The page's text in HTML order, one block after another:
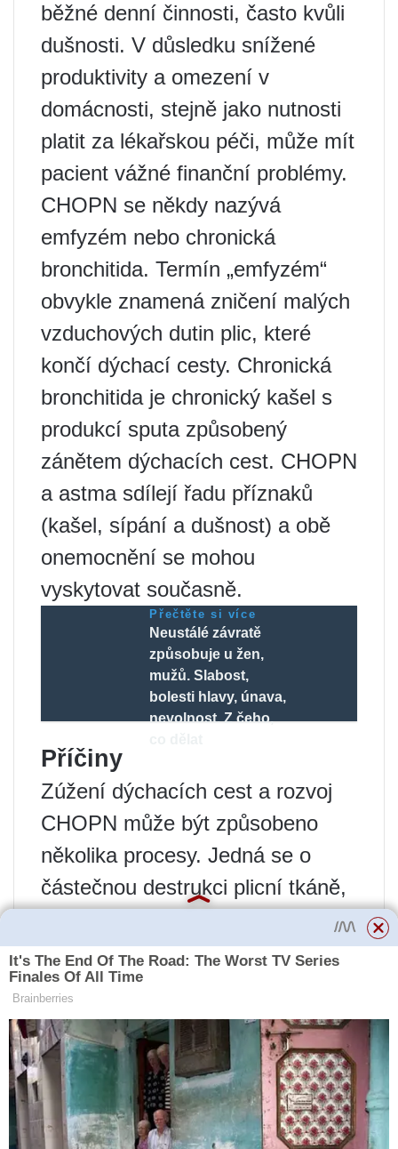
běžné denní činnosti, často kvůli
dušnosti. V důsledku snížené
produktivity a omezení v
domácnosti, stejně jako nutnosti
platit za lékařskou péči, může mít
pacient vážné finanční problémy.
CHOPN se někdy nazývá
emfyzém nebo chronická
bronchitida. Termín „emfyzém“
obvykle znamená zničení malých
vzduchových dutin plic, které
končí dýchací cesty. Chronická
bronchitida je chronický kašel s
produkcí sputa způsobený
zánětem dýchacích cest. CHOPN
a astma sdílejí řadu příznaků
(kašel, sípání a dušnost) a obě
onemocnění se mohou
vyskytovat současně.
Přečtěte si více
Neustálé závratě
způsobuje u žen,
mužů. Slabost,
bolesti hlavy, únava,
nevolnost. Z čeho,
Příčiny
Zúžení dýchacích cest a rozvoj
CHOPN může být způsobeno
několika procesy. Jedná se o
částečnou destrukci plicní tkáně,
obliteraci dýchacích cest sputem,
záněty a otoky sliznice dýchacích
cest.
CHOPN se vyvíjí postupně v
průběhu času, často v důsledku
kombinace rizikových faktorů,
jako jsou:
vdechování tabákového kouře